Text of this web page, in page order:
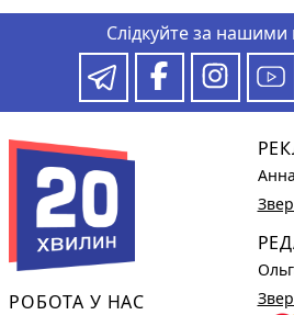
Слідкуйте за
РОБОТА У НАС